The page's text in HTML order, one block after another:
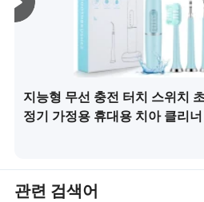
지능형 무선 충전 터치 스위치
정기 가정용 휴대용 치아 클리
관련 검색어